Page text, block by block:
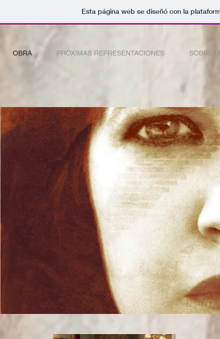
Esta página web se diseñó con la
OBRA PRÓXIMAS REPRESENTACIONES SOBRE